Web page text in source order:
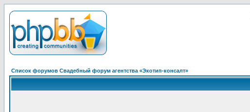
Список форумов Свадебный форум агентства «Экотип-консалт»